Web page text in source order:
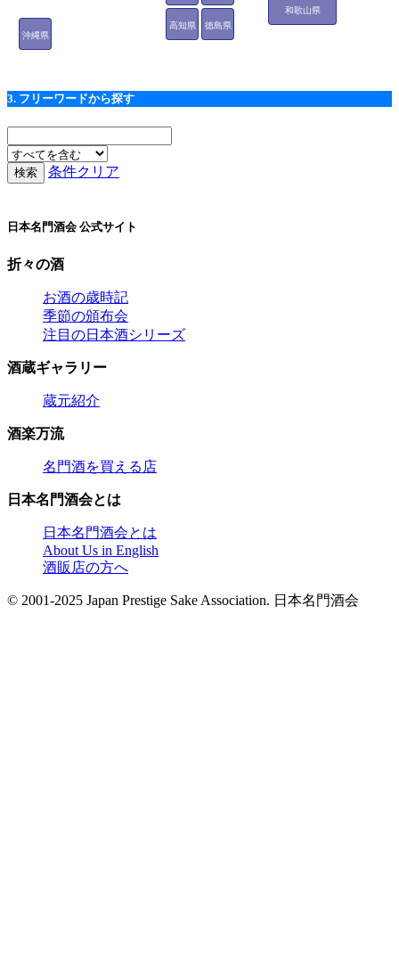
和歌山県
徳島県
高知県
沖縄県
3. フリーワードから探す
条件クリア
日本名門酒会 公式サイト
折々の酒
お酒の歳時記
季節の頒布会
注目の日本酒シリーズ
酒蔵ギャラリー
蔵元紹介
酒楽万流
名門酒を買える店
日本名門酒会とは
日本名門酒会とは
About Us in English
酒販店の方へ
© 2001-2025 Japan Prestige Sake Association. 日本名門酒会